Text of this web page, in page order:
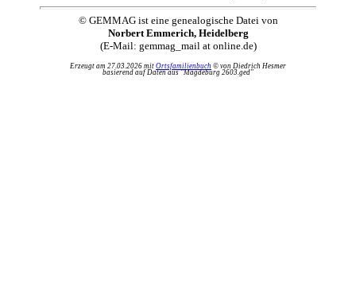
© GEMMAG ist eine genealogische Datei von
Norbert Emmerich, Heidelberg
(E-Mail: gemmag_mail at online.de)
Erzeugt am 27.03.2026 mit Ortsfamilienbuch © von Diedrich Hesmer
basierend auf Daten aus "Magdeburg 2603.ged"